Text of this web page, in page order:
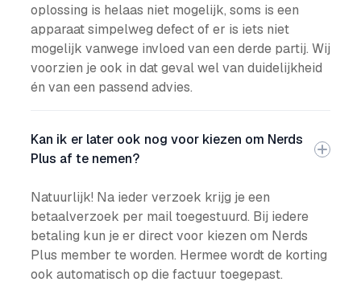
oplossing is helaas niet mogelijk, soms is een
apparaat simpelweg defect of er is iets niet
mogelijk vanwege invloed van een derde partij. Wij
voorzien je ook in dat geval wel van duidelijkheid
én van een passend advies.
Kan ik er later ook nog voor kiezen om Nerds
Plus af te nemen?
Natuurlijk! Na ieder verzoek krijg je een
betaalverzoek per mail toegestuurd. Bij iedere
betaling kun je er direct voor kiezen om Nerds
Plus member te worden. Hermee wordt de korting
ook automatisch op die factuur toegepast.